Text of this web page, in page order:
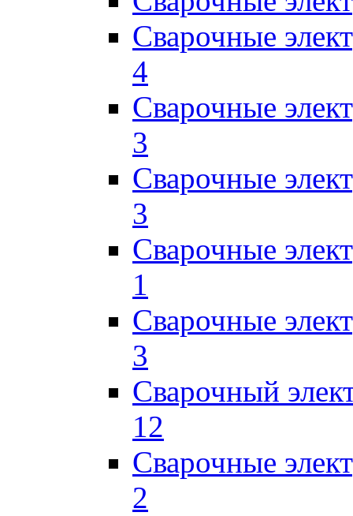
Сварочные
4
Сварочные
3
Сварочные
3
Сварочные
1
Сварочные
3
Сварочный
12
Сварочные
2